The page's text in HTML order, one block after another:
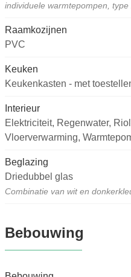
individuele warmtepompen,
Raamkozijnen
PVC
Keuken
Keukenkasten - met
Interieur
Elektriciteit, Regenwater,
Vloerverwarming,
Beglazing
Driedubbel glas
Combinatie van wit en
Bebouwing